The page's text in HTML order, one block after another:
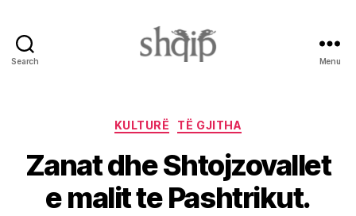
Search Menu
Categories
KULTURË TË GJITHA
Zanat dhe Shtojzovallet
e malit te Pashtrikut.